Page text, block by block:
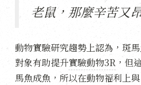
老鼠，那麼辛苦又
動物實驗研究趨勢上認為，斑
對象有助提升實驗動物3R ，但
馬魚成魚，所以在動物福利上